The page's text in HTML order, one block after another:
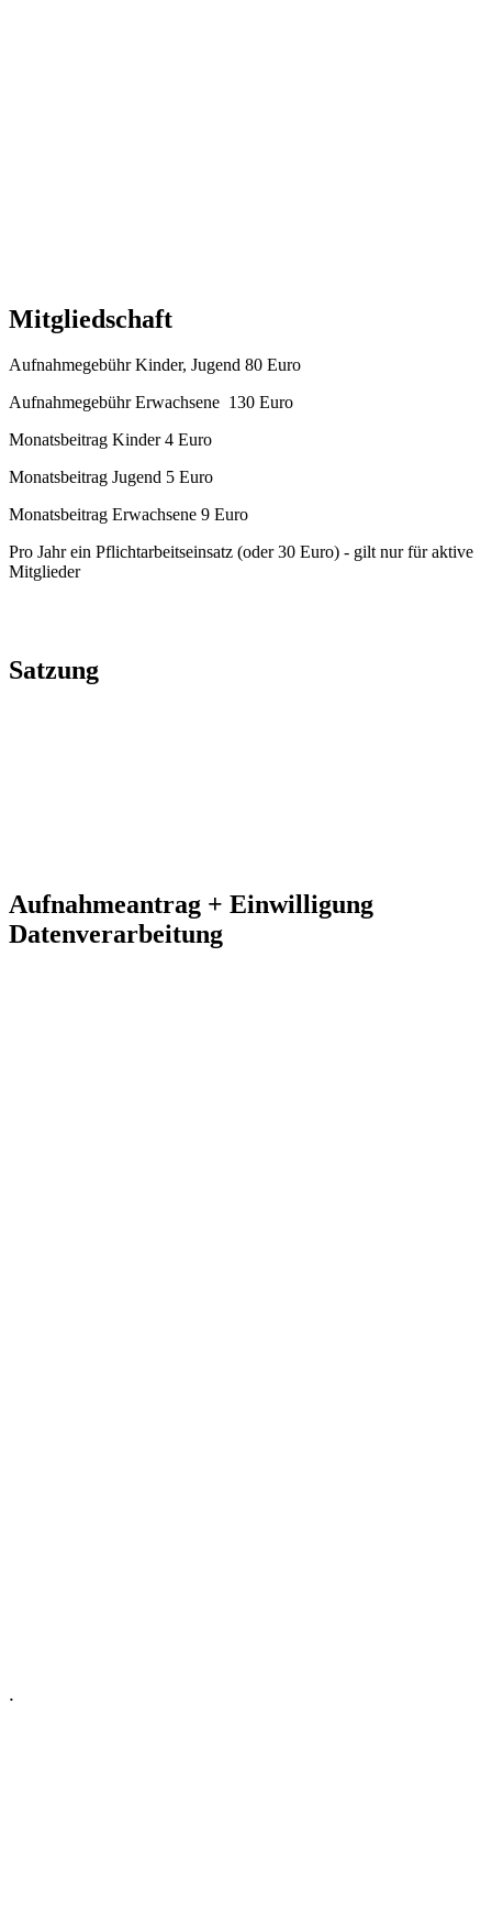
Mitgliedschaft
Aufnahmegebühr Kinder, Jugend 80 Euro
Aufnahmegebühr Erwachsene 130 Euro
Monatsbeitrag Kinder 4 Euro
Monatsbeitrag Jugend 5 Euro
Monatsbeitrag Erwachsene 9 Euro
Pro Jahr ein Pflichtarbeitseinsatz (oder 30 Euro) - gilt nur für aktive
Mitglieder
Satzung
Aufnahmeantrag + Einwilligung
Datenverarbeitung
.